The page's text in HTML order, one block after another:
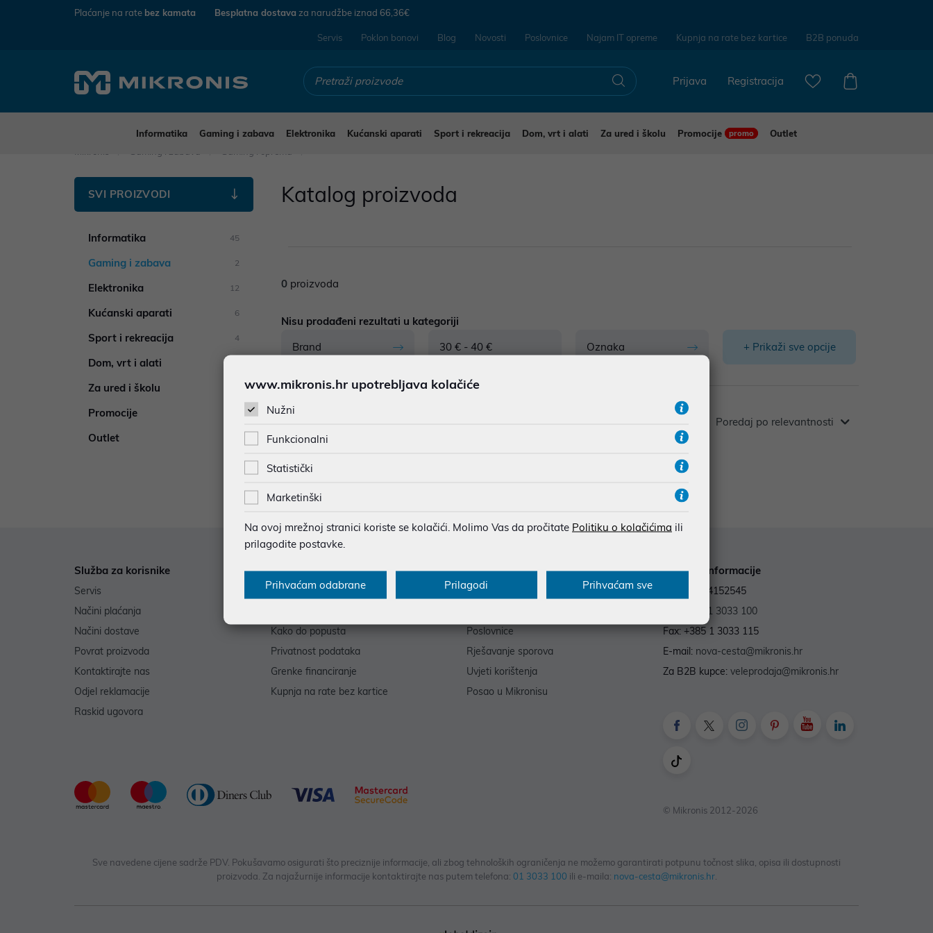
Plaćanje na rate bez kamata Besplatna dostava za narudžbe iznad 66,36€
Servis Poklon bonovi Blog Novosti Poslovnice Najam IT opreme Kupnja na rate bez kartice B2B ponuda
Registracija
Prijava
Informatika Gaming i zabava Elektronika Kućanski aparati Sport i rekreacija Dom, vrt i alati Za ured i školu Promocije promo
Outlet
SVI PROIZVODI
Informatika 45
Gaming i zabava 2
Elektronika 12
Kućanski aparati 6
Sport i rekreacija 4
Dom, vrt i alati
Za ured i školu
Promocije
Outlet
Katalog proizvoda
0 proizvoda
Nisu prodađeni rezultati u kategoriji
Brand
30 € - 40 € Oznaka + Prikaži sve opcije
Poredaj po relevantnosti
Služba za korisnike
Servis
Načini plaćanja
Načini dostave
Povrat proizvoda
Kontaktirajte nas
Odjel reklamacije
Raskid ugovora
Informacije za kupce
Poklon bonovi
Kako do popusta
Privatnost podataka
Grenke financiranje
Kupnja na rate bez kartice
Saznajte više
Blog
Poslovnice
Rješavanje sporova
Uvjeti korištenja
Posao u Mikronisu
Kontakt informacije
OIB: 59964152545
+385 1 3033 100
Fax: +385 1 3033 115
E-mail: nova-cesta@mikronis.hr
Za B2B kupce: veleprodaja@mikronis.hr
© Mikronis 2012-2026
Sve navedene cijene sadrže PDV. Pokušavamo osigurati što preciznije informacije, ali zbog tehnoloških ograničenja ne možemo garantirati potpunu točnost slika, opisa ili dostupnosti
proizvoda. Za najažurnije informacije kontaktirajte nas putem telefona: 01 3033 100 ili e-maila: nova-cesta@mikronis.hr.
www.mikronis.hr upotrebljava kolačiće
Nužni
Funkcionalni
Statistički
Marketinški
Na ovoj mrežnoj stranici koriste se kolačići. Molimo Vas da pročitate Politiku o kolačićima ili
prilagodite postavke.
Prihvaćam odabrane Prilagodi Prihvaćam sve